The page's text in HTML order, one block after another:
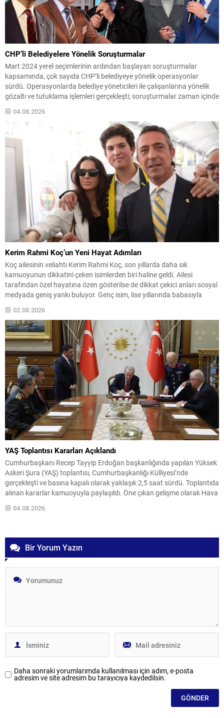
CHP’li Belediyelere Yönelik Soruşturmalar
Mart 2024 yerel seçimlerinin ardından başlayan soruşturmalar
kapsamında, çok sayıda CHP’li belediyeye yönelik operasyonlar
sürdü. Operasyonlarda belediye yöneticileri ile çalışanlarına yönelik
gözaltı ve tutuklama işlemleri gerçekleşti; soruşturmalar zaman içinde
arasında yolsuzluk, rüşvet ve ihaleye fesat karıştırma gibi suçlamalar
yer alıyor. Sürece...
04.08.2026
Kerim Rahmi Koç’un Yeni Hayat Adımları
Koç ailesinin veliahtı Kerim Rahmi Koç, son yıllarda daha sık
kamuoyunun dikkatini çeken isimlerden biri haline geldi. Ailesi
tarafından özel hayatına özen gösterilse de dikkat çekici anları sosyal
medyada geniş yankı buluyor. Genç isim, lise yıllarında babasıyla
mezuniyet fotoğraflarıyla da gündeme...
02.08.2026
YAŞ Toplantısı Kararları Açıklandı
Cumhurbaşkanı Recep Tayyip Erdoğan başkanlığında yapılan Yüksek
Askeri Şura (YAŞ) toplantısı, Cumhurbaşkanlığı Külliyesi’nde
gerçekleşti ve basına kapalı olarak yaklaşık 2,5 saat sürdü. Toplantıda
alınan kararlar kamuoyuyla paylaşıldı. Öne çıkan gelişme olarak Hava
Kuvvetleri Komutanı Ziya Cemal Kadıoğlu’nun emekli edilmesi kararı
yer aldı. Toplantının Özeti YAŞ gündeminde bulunan personel
04.08.2026
Bir Yorum Yazın
Daha sonraki yorumlarımda kullanılması için adım, e-posta
adresim ve site adresim bu tarayıcıya kaydedilsin.